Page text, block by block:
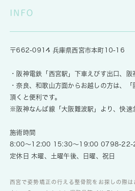
INFO
〒662-0914 兵庫県西宮市本町10-16
・阪神電鉄「西宮駅」下車えびす出口、
・奈良、和歌山方面からお越しの方は、
頂くと便利です。
※阪神なんば線「大阪難波駅」より、快速
施術時間
8:00～12:00 15:30～19:00 0798-22-
定休日 木曜、土曜午後、日曜、祝日
西宮で姿勢矯正の行える整骨院をお探しの際